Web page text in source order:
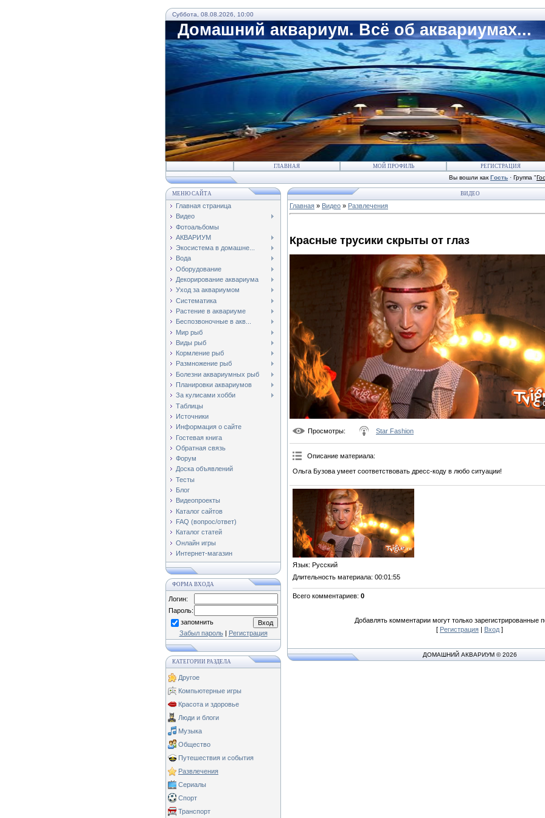
Суббота, 08.08.2026, 10:00
Домашний аквариум. Всё об аквариумах...
ГЛАВНАЯ МОЙ ПРОФИЛЬ РЕГИСТРАЦИЯ
Вы вошли как Гость · Группа "
МЕНЮ САЙТА
Главная страница
Видео
Фотоальбомы
АКВАРИУМ
Экосистема в домашне...
Вода
Оборудование
Декорирование аквариума
Уход за аквариумом
Систематика
Растение в аквариуме
Беспозвоночные в акв...
Мир рыб
Виды рыб
Кормление рыб
Размножение рыб
Болезни аквариумных рыб
Планировки аквариумов
За кулисами хобби
Таблицы
Источники
Информация о сайте
Гостевая книга
Обратная связь
Форум
Доска объявлений
Тесты
Блог
Видеопроекты
Каталог сайтов
FAQ (вопрос/ответ)
Каталог статей
Онлайн игры
Интернет-магазин
ФОРМА ВХОДА
Логин:
Пароль:
запомнить
Забыл пароль| Регистрация
КАТЕГОРИИ РАЗДЕЛА
Другое
Компьютерные игры
Красота и здоровье
Люди и блоги
Музыка
Общество
Путешествия и события
Развлечения
Сериалы
Спорт
Транспорт
ВИДЕО
Главная » Видео » Развлечения
Красные трусики скрыты от глаз
Просмотры: Star Fashion
Описание материала:
Ольга Бузова умеет соответствовать дресс-коду в любо ситуации!
Язык: Русский
Длительность материала: 00:01:55
Всего комментариев: 0
Добавлять комментарии могут только зарегистрированные
[ Регистрация | Вход ]
ДОМАШНИЙ АКВАРИУМ © 2026